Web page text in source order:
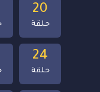
24
حلقة
20
حلقة